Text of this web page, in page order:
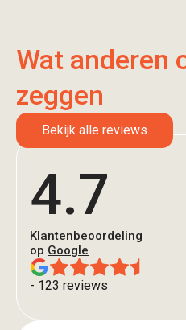
Wat anderen
zeggen
Bekijk alle reviews
4.7
Klantenbeoordeling
op Google
- 123 reviews